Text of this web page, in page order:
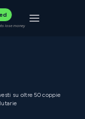
lose money Toggle
su oltre 50 coppie